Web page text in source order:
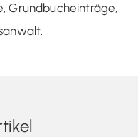
Grundbucheinträge,